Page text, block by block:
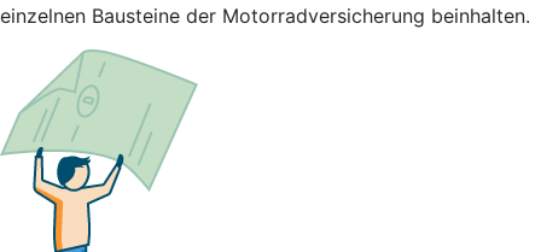
einzelnen Bausteine der Motorradversicherung beinhalten.